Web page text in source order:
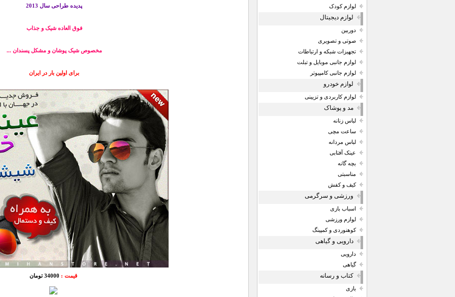
لوازم کودک
لوازم دیجیتال
دوربین
صوتی و تصویری
تجهیزات شبکه و ارتباطات
لوازم جانبی موبایل و تبلت
لوازم جانبی کامپیوتر
لوازم خودرو
لوازم کاربردی و تزیینی
مد و پوشاک
لباس زنانه
ساعت مچی
لباس مردانه
عینک آفتابی
بچه گانه
مناسبتی
کیف و کفش
ورزشی و سرگرمی
اسباب بازی
لوازم ورزشی
کوهنوردی و کمپینگ
دارویی و گیاهی
دارویی
گیاهی
کتاب و رسانه
بازی
پدیده طراحی سال 2013
فوق العاده شیک و جذاب
مخصوص شیک پوشان و مشکل پسندان ...
برای اولین بار در ایران
قیمت : 34000 تومان